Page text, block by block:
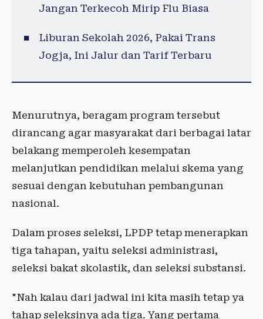
Jangan Terkecoh Mirip Flu Biasa
Liburan Sekolah 2026, Pakai Trans
Jogja, Ini Jalur dan Tarif Terbaru
Menurutnya, beragam program tersebut
dirancang agar masyarakat dari berbagai latar
belakang memperoleh kesempatan
melanjutkan pendidikan melalui skema yang
sesuai dengan kebutuhan pembangunan
nasional.
Dalam proses seleksi, LPDP tetap menerapkan
tiga tahapan, yaitu seleksi administrasi,
seleksi bakat skolastik, dan seleksi substansi.
"Nah kalau dari jadwal ini kita masih tetap ya
tahap seleksinya ada tiga. Yang pertama